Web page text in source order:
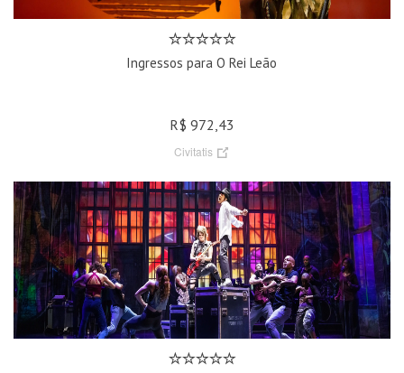
Ingressos para O Rei Leão
R$ 972,43
Civitatis